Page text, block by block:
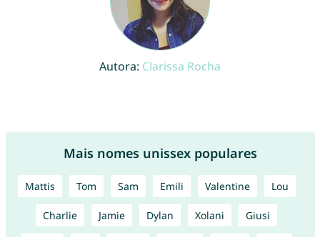
Autora: Clarissa Rocha
Mais nomes unissex populares
Mattis Tom Sam Emili Valentine Lou
Charlie Jamie Dylan Xolani Giusi